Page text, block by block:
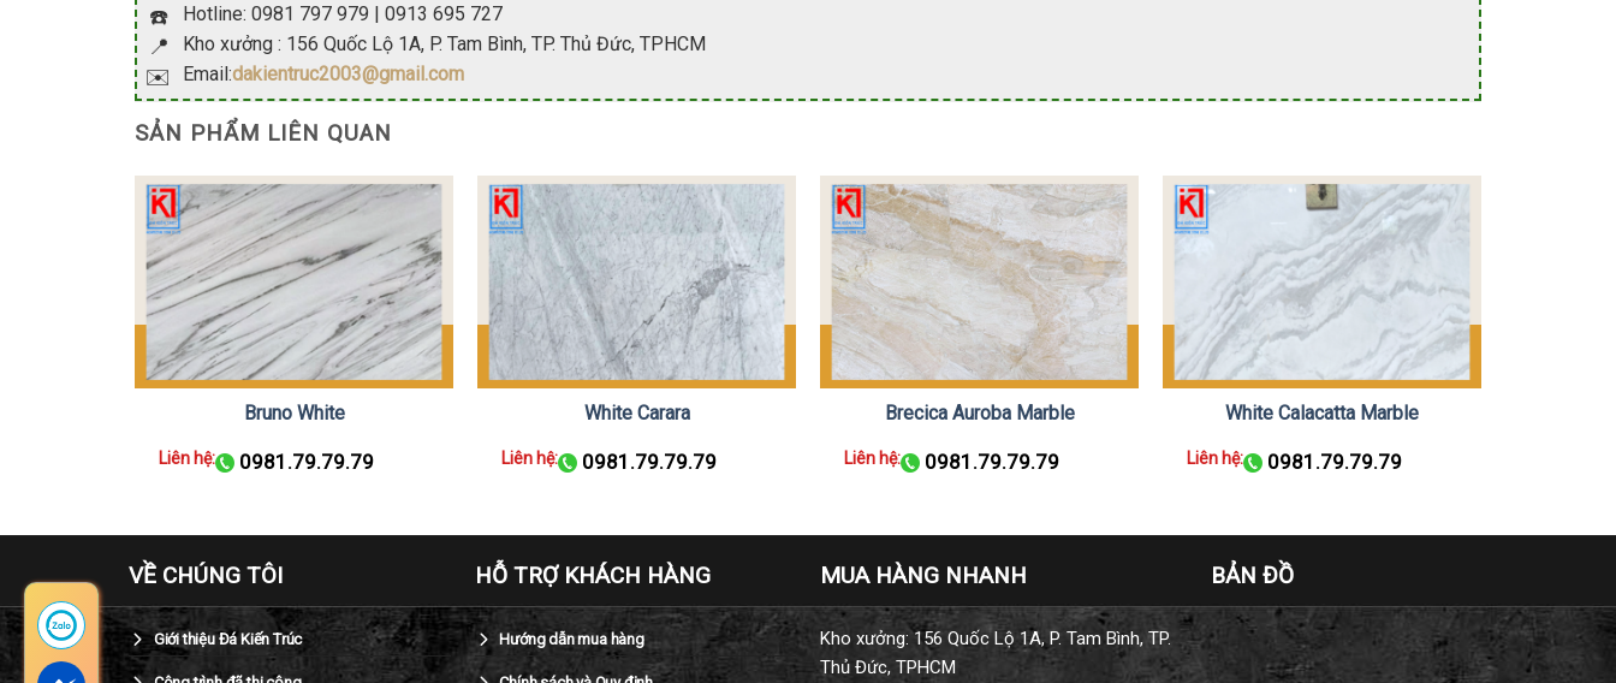
☎️ Hotline: 0981 797 979 | 0913 695 727
📍 Kho xưởng : 156 Quốc Lộ 1A, P. Tam Bình, TP. Thủ Đức, TPHCM
✉️ Email:dakientruc2003@gmail.com
SẢN PHẨM LIÊN QUAN
Bruno White
Liên hệ: 0981.79.79.79
White Carara
Liên hệ: 0981.79.79.79
Brecica Auroba Marble
Liên hệ: 0981.79.79.79
White Calacatta Marble
Liên hệ: 0981.79.79.79
VỀ CHÚNG TÔI
Giới thiệu Đá Kiến Trúc
HỖ TRỢ KHÁCH HÀNG
Hướng dẫn mua hàng
MUA HÀNG NHANH
Kho xưởng: 156 Quốc Lộ 1A, P. Tam Bình, TP.
Thủ Đức, TPHCM
BẢN ĐỒ